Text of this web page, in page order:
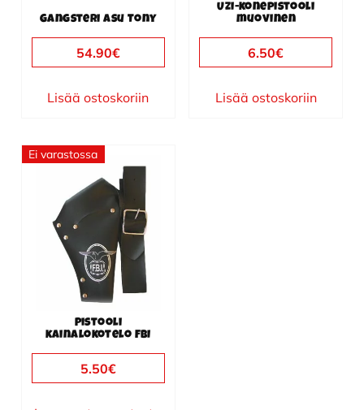
Gangsteri asu Tony
54.90€
Lisää ostoskoriin
Uzi-konepistooli
muovinen
6.50€
Lisää ostoskoriin
Ei varastossa
Pistooli
kainalokotelo FBI
5.50€